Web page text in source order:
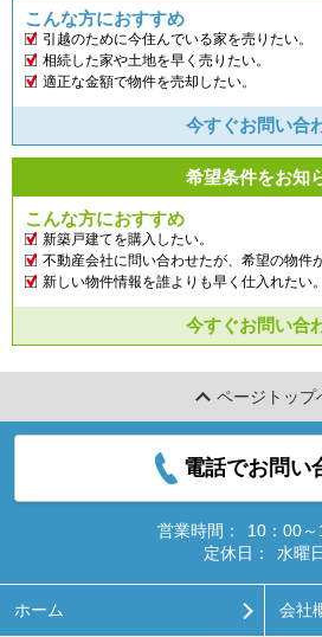
こんな方におすすめ
引越のために今住んでいる家を売りたい。
相続した家や土地を早く売りたい。
適正な金額で物件を売却したい。
今すぐお問い合
希望条件をお知
こんな方におすすめ
新築戸建てを購入したい。
不動産会社に問い合わせたが、希望の物件
新しい物件情報を誰よりも早く仕入れたい。
今すぐお問い合
ページトップ
電話でお問い
営業時間：
10：00
定休日：
水曜
ホーム 会社